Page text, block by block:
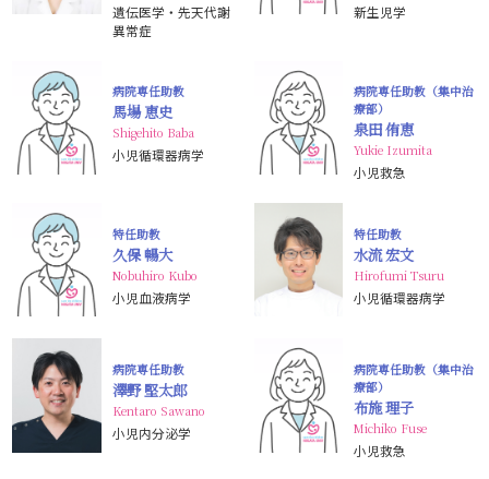
遺伝医学・先天代謝
異常症
新生児学
病院専任助教
馬場 恵史
Shigehito Baba
小児循環器病学
病院専任助教（集中治
療部）
泉田 侑恵
Yukie Izumita
小児救急
特任助教
久保 暢大
Nobuhiro Kubo
小児血液病学
特任助教
水流 宏文
Hirofumi Tsuru
小児循環器病学
病院専任助教
澤野 堅太郎
Kentaro Sawano
小児内分泌学
病院専任助教（集中治
療部）
布施 理子
Michiko Fuse
小児救急